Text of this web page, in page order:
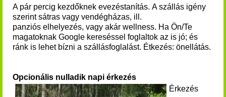
A pár percig kezdőknek evezéstanítás. A szállás igény
szerint sátras vagy vendégházas, ill.
panziós elhelyezés, vagy akár wellness. Ha Ön/Te
magatoknak Google kereséssel foglaltok az is jó; és
ránk is lehet bízni a szállásfoglalást. Étkezés: önellátás.
Opcionális nulladik napi érkezés
Érkezés